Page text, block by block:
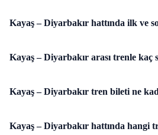
Kayaş – Diyarbakır hattında ilk ve
Kayaş – Diyarbakır arası trenle kaç
Kayaş – Diyarbakır tren bileti ne
Kayaş – Diyarbakır hattında hangi